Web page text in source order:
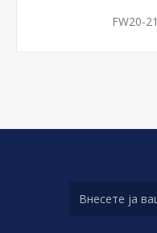
FW20-21